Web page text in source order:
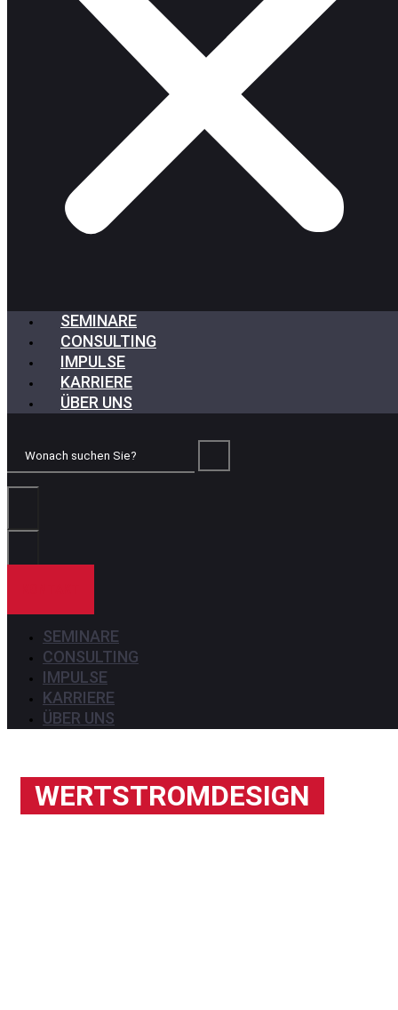
SEMINARE
CONSULTING
IMPULSE
KARRIERE
ÜBER UNS
Wonach
Sie?
SEMINARE
CONSULTING
IMPULSE
KARRIERE
ÜBER UNS
WERTSTROMDESIGN